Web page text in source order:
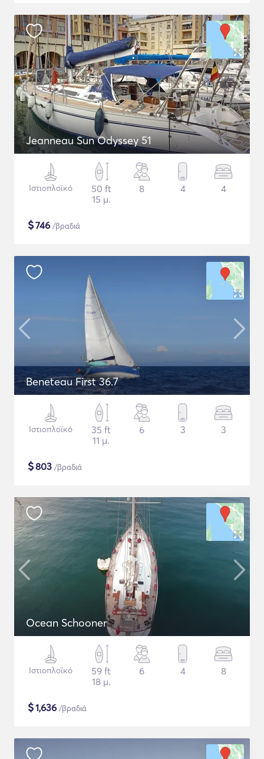
Jeanneau Sun Odyssey 51
Ιστιοπλοϊκό
50 ft
15 μ.
8 4 4
$746 /βραδιά
Beneteau First 36.7
Ιστιοπλοϊκό
35 ft
11 μ.
6 3 3
$803 /βραδιά
Ocean Schooner
Ιστιοπλοϊκό
59 ft
18 μ.
6 4 8
$1,636 /βραδιά